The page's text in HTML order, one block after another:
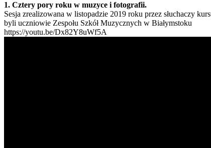
1. Cztery pory roku w muzyce i fotografii.
Sesja zrealizowana w listopadzie 2019 roku przez słuchaczy
byli uczniowie Zespołu Szkół Muzycznych w Białymstoku
https://youtu.be/Dx82Y8uWf5A